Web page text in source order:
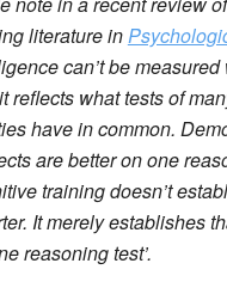
literature in
can’t be
reflects what tests of
have in common.
are better on one
training doesn’t
It merely establishes
reasoning test’.